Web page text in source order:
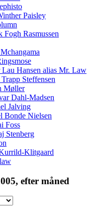
Paisley
Fogh Rasmussen
Lau Hansen alias Mr. Law
Steffensen
Møller
Dahl-Madsen
Jalving
Bonde Nielsen
Foss
Stenberg
Klitgaard
efter måned